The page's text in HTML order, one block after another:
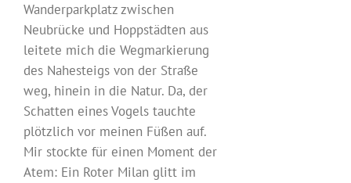
Wanderparkplatz zwischen
Neubrücke und Hoppstädten aus
leitete mich die Wegmarkierung
des Nahesteigs von der Straße
weg, hinein in die Natur. Da, der
Schatten eines Vogels tauchte
plötzlich vor meinen Füßen auf.
Mir stockte für einen Moment der
Atem: Ein Roter Milan glitt im